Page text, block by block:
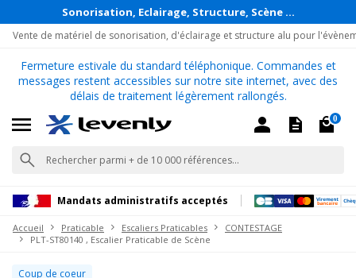
Sonorisation, Eclairage, Structure, Scène ...
Vente de matériel de sonorisation, d'éclairage et structure alu pour
Fermeture estivale du standard téléphonique. Commandes et
messages restent accessibles sur notre site internet, avec des
délais de traitement légèrement rallongés.
0
Mandats administratifs acceptés
Accueil Praticable Escaliers Praticables
CONTESTAGE
PLT-ST80140 , Escalier Praticable de Scène
Coup de coeur